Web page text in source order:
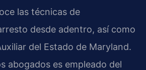
las técnicas de
desde adentro, así como
del Estado de Maryland.
abogados es empleado del